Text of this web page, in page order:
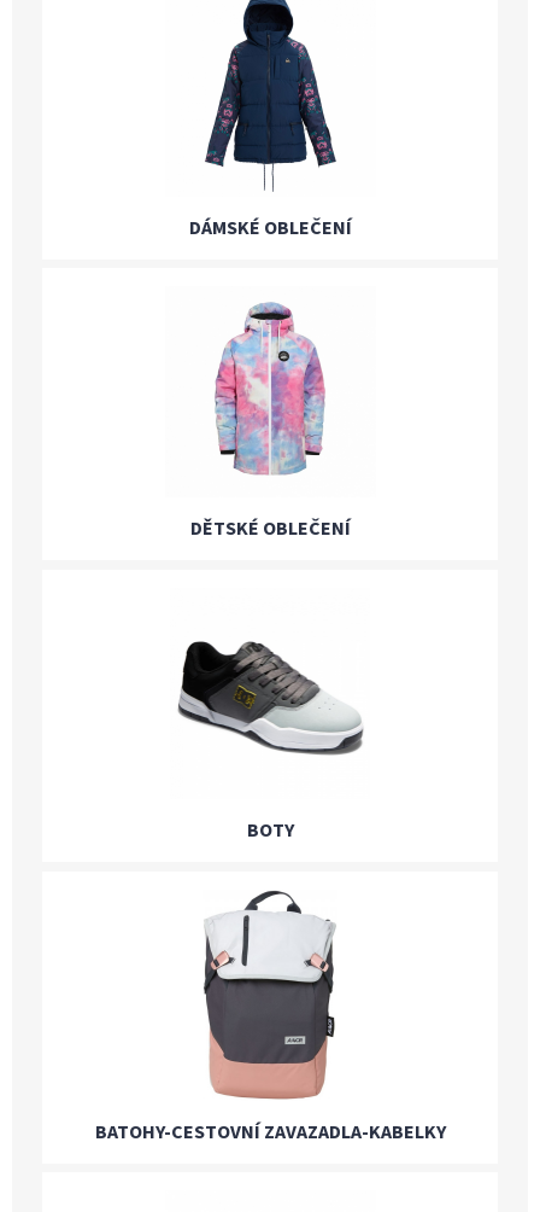
DÁMSKÉ OBLEČENÍ
DĚTSKÉ OBLEČENÍ
BOTY
BATOHY-CESTOVNÍ ZAVAZADLA-KABELKY